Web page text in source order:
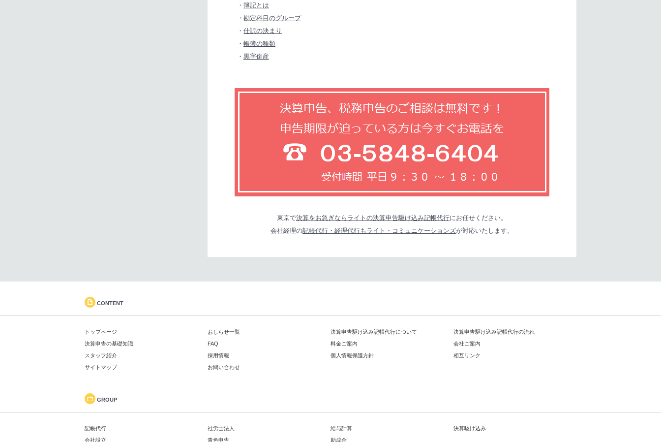
・ 簿記とは
・ 勘定科目のグループ
・ 仕訳の決まり
・ 帳簿の種類
・ 黒字倒産
東京で決算をお急ぎならライトの決算申告駆け込み記帳代行にお任せください。
会社経理の記帳代行・経理代行もライト・コミュニケーションズが対応いたします。
CONTENT
トップページ おしらせ一覧 決算申告駆け込み記帳代行について
決算申告駆け込み記帳代行の流れ
決算申告の基礎知識
FAQ 料金ご案内
会社ご案内
スタッフ紹介
採用情報 個人情報保護方針
相互リンク
サイトマップ
お問い合わせ
GROUP
記帳代行 社労士法人 給与計算
決算駆け込み
会社設立
青色申告 助成金